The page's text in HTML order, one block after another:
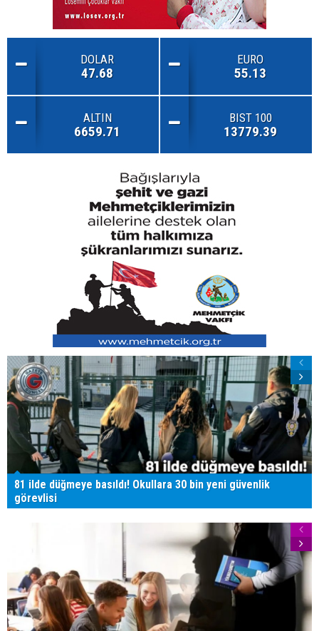
DOLAR
47.68
EURO
55.13
ALTIN
6659.71
BIST 100
13779.39
81 ilde düğmeye basıldı! Okullara 30 bin yeni güvenlik
görevlisi